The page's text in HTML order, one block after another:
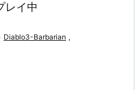
レイ中
Diablo3-Barbarian ,